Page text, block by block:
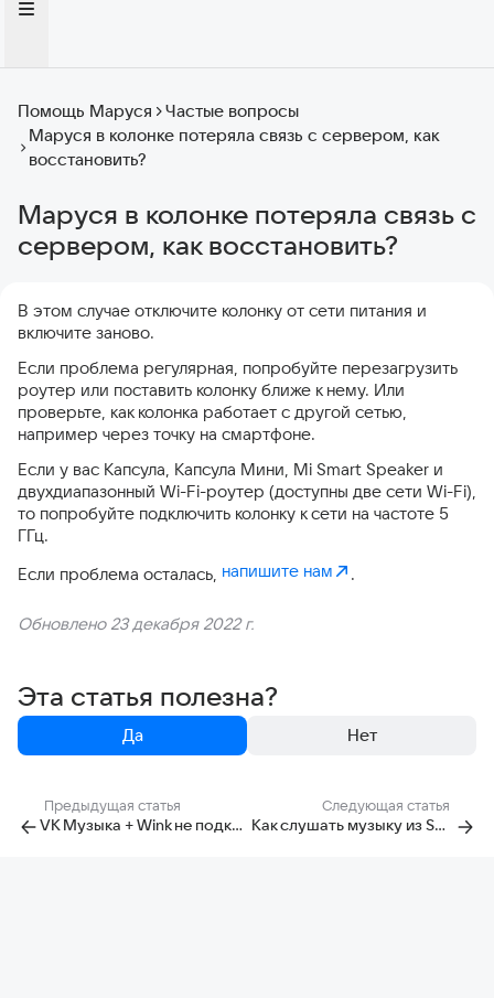
Помощь Маруся
Частые вопросы
Маруся в колонке потеряла связь с сервером, как
восстановить?
Маруся в колонке потеряла связь с
сервером, как восстановить?
В этом случае отключите колонку от сети питания и
включите заново.
Если проблема регулярная, попробуйте перезагрузить
роутер или поставить колонку ближе к нему. Или
проверьте, как колонка работает с другой сетью,
например через точку на смартфоне.
Если у вас Капсула, Капсула Мини, Mi Smart Speaker и
двухдиапазонный Wi-Fi-роутер (доступны две сети Wi-Fi),
то попробуйте подключить колонку к сети на частоте 5
ГГц.
Если проблема осталась, напишите нам .
Обновлено 23 декабря 2022 г.
Эта статья полезна?
Да Нет
Предыдущая статья
VK Музыка + Wink не подключается, как решить проблему?
Следующая статья
Как слушать музыку из Spotify?